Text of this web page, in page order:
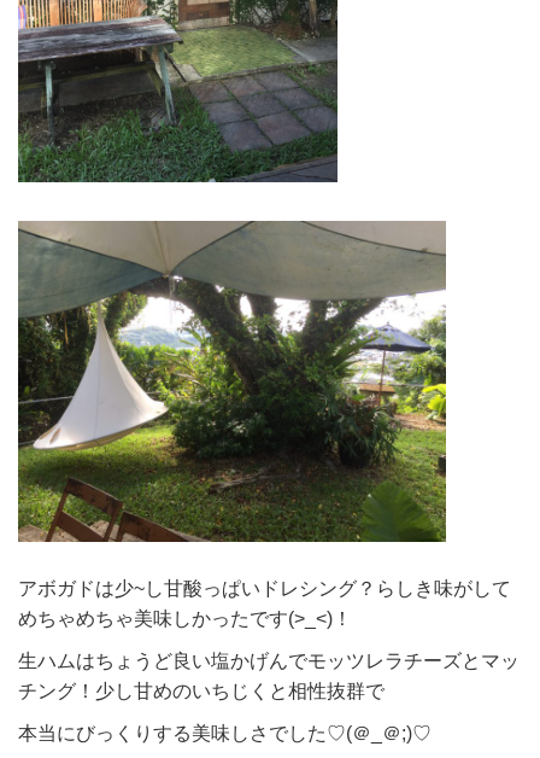
アボガドは少~し甘酸っぱいドレシング？らしき味がして
めちゃめちゃ美味しかったです(>_<)！
生ハムはちょうど良い塩かげんでモッツレラチーズとマッ
チング！少し甘めのいちじくと相性抜群で
本当にびっくりする美味しさでした♡(＠_＠;)♡